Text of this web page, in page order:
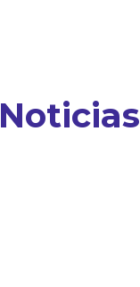
Noticias